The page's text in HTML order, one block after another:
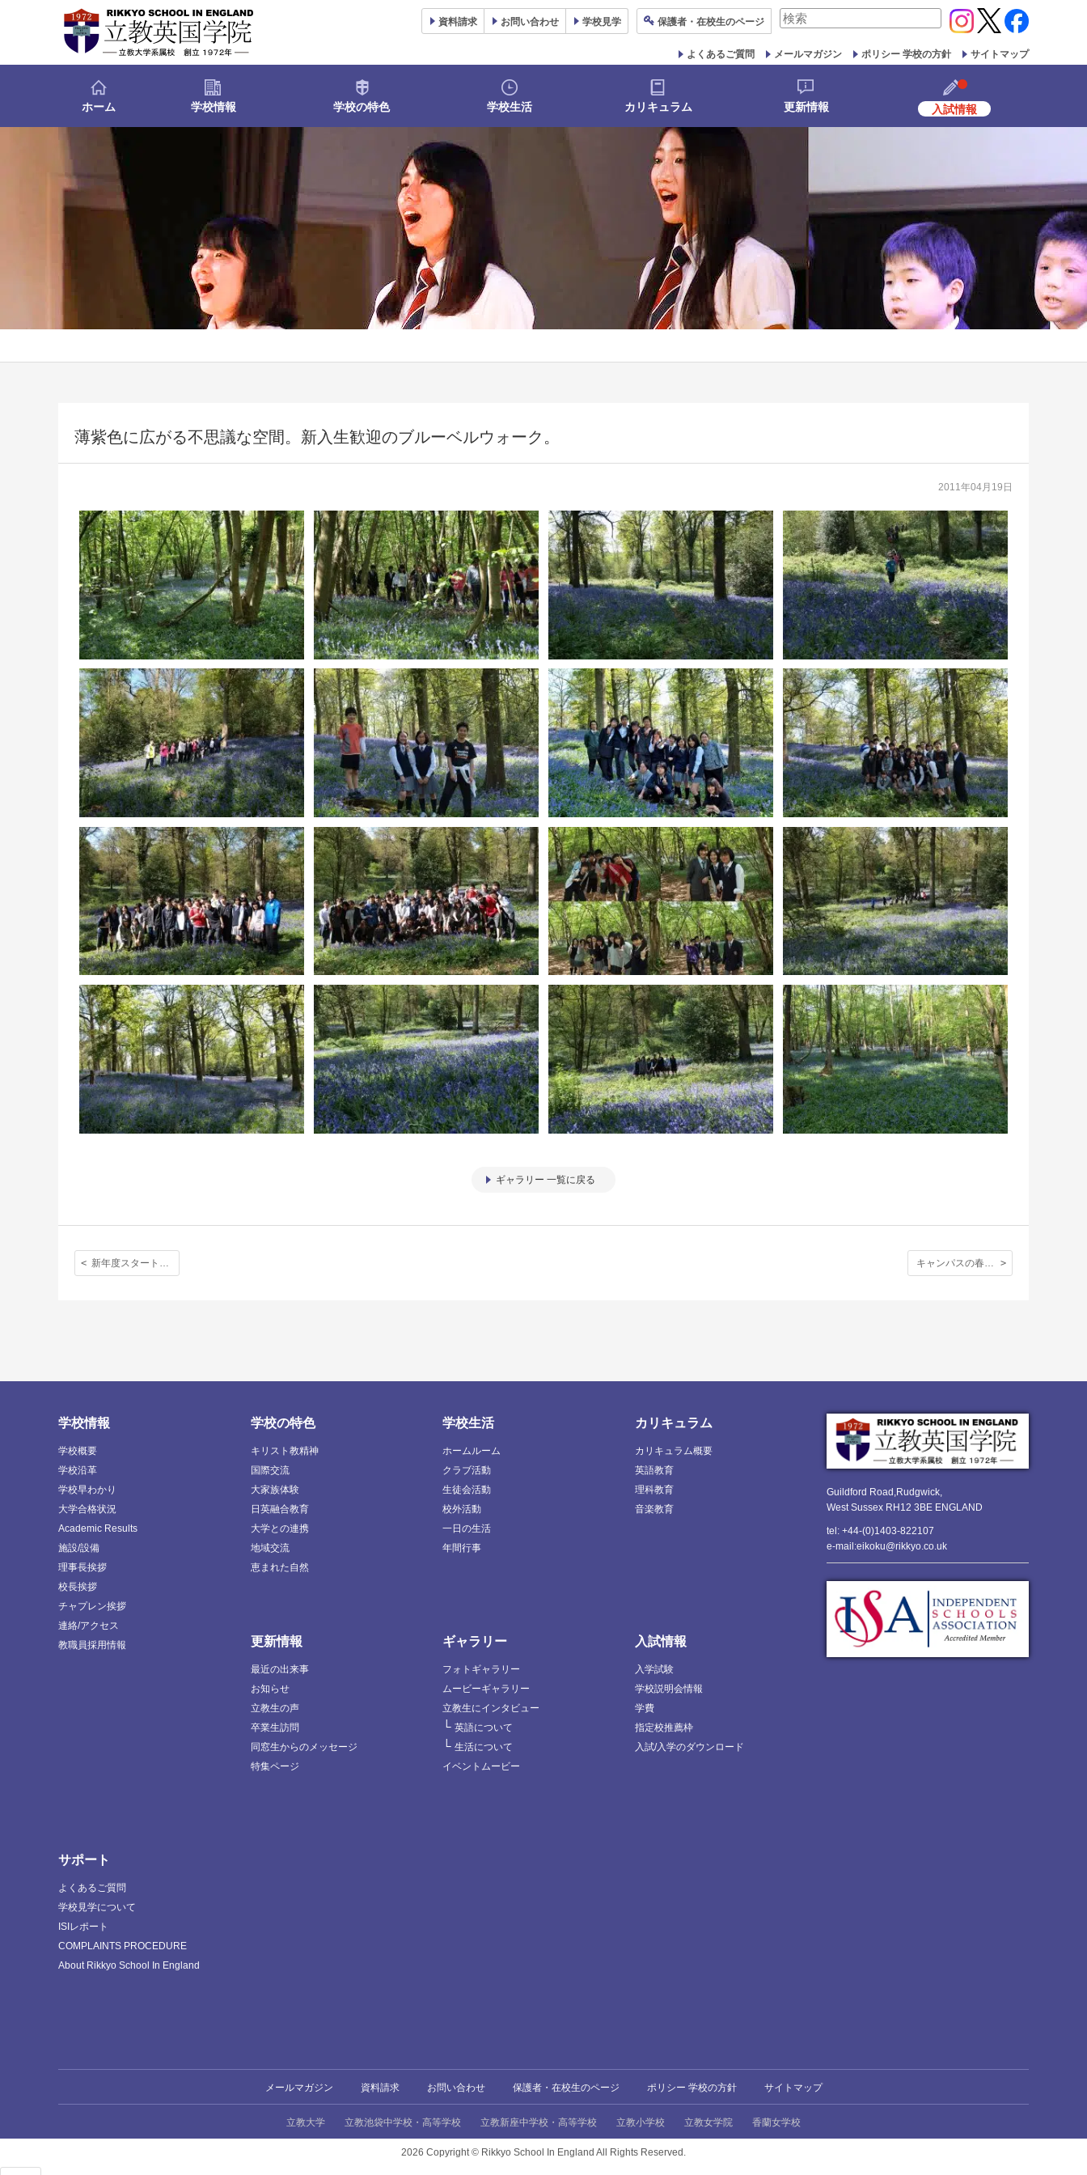
資料請求 お問い合わせ 学校見学 保護者 ・在校生のページ
検
対
象:
よくあるご質問 メールマガジン ポリシー 学校の方針 サイトマップ
ホーム 学校情報 学校の特色 学校生活 カリキュラム 更新情報 入試情報
薄紫色に広がる不思議な空間。新入生歓迎のブルーベルウォーク。
2011年04月19日
ギャラリー 一覧に戻る
新年度スタート！ 入学式の日の様子を写真でご覧下さい。 キャンパスの春。マガモ親子の愛らしい姿を写真でご覧下さい。
Guildford Road,Rudgwick,
West Sussex RH12 3BE ENGLAND
tel: +44-(0)1403-822107
e-mail:eikoku@rikkyo.co.uk
学校情報
学校概要
学校沿革
学校早わかり
大学合格状況
Academic Results
施設/設備
理事長挨拶
校長挨拶
チャプレン挨拶
連絡/アクセス
教職員採用情報
学校の特色
キリスト教精神
国際交流
大家族体験
日英融合教育
大学との連携
地域交流
恵まれた自然
学校生活
ホームルーム
クラブ活動
生徒会活動
校外活動
一日の生活
年間行事
カリキュラム
カリキュラム概要
英語教育
理科教育
音楽教育
更新情報
最近の出来事
お知らせ
立教生の声
卒業生訪問
同窓生からのメッセージ
特集ページ
ギャラリー
フォトギャラリー
ムービーギャラリー
立教生にインタビュー
└ 英語について
└ 生活について
イベントムービー
入試情報
入学試験
学校説明会情報
学費
指定校推薦枠
入試/入学のダウンロード
サポート
よくあるご質問
学校見学について
ISIレポート
COMPLAINTS PROCEDURE
About Rikkyo School In England
メールマガジン 資料請求 お問い合わせ 保護者・在校生のページ ポリシー 学校の方針 サイトマップ
立教大学 立教池袋中学校・高等学校 立教新座中学校・高等学校 立教小学校 立教女学院 香蘭女学校
2026 Copyright © Rikkyo School In England All Rights Reserved.